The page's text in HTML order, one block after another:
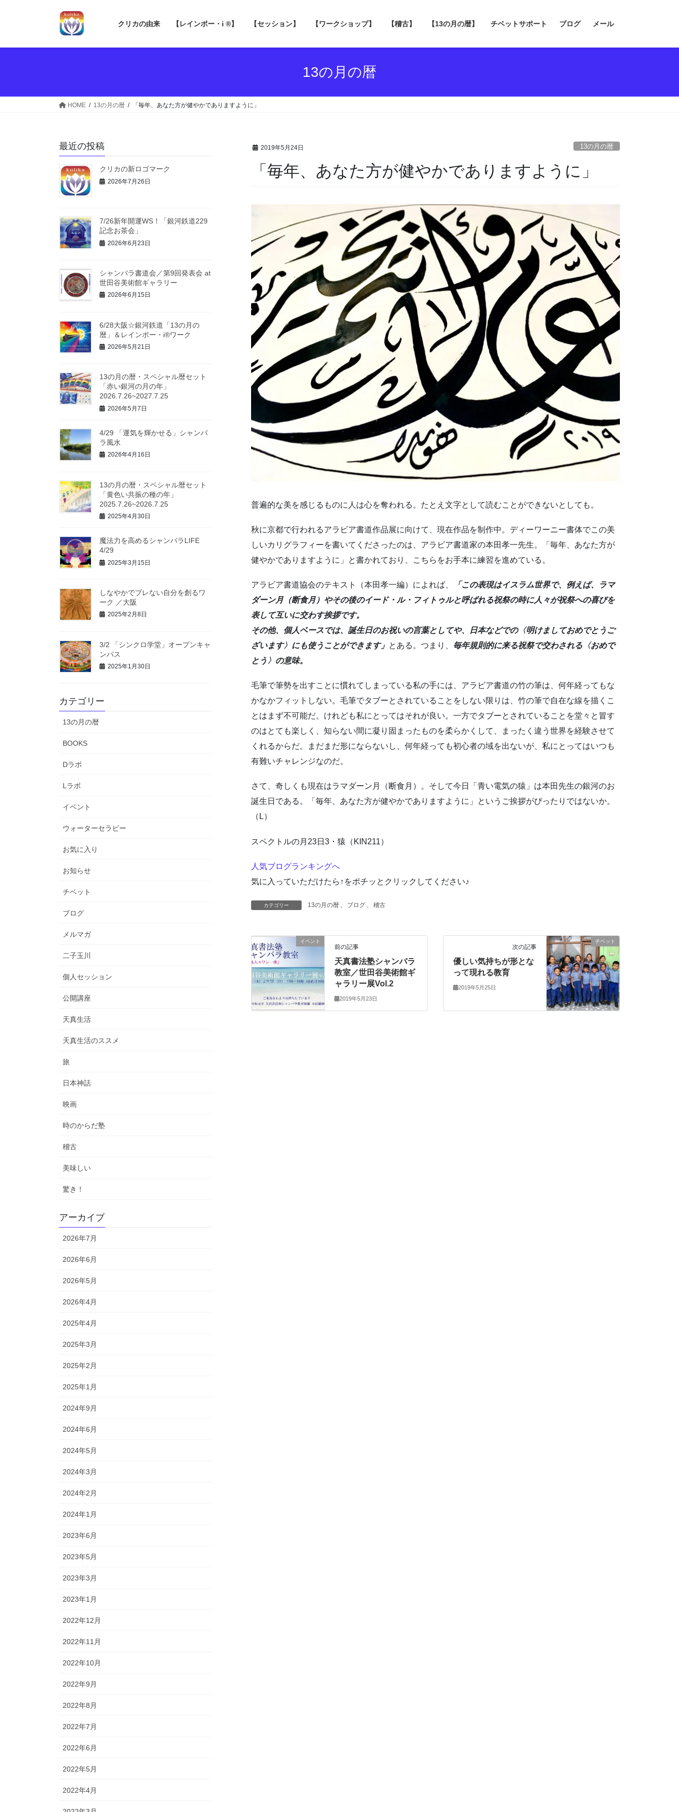
クリカの由来 【レインボー・i ®】 【セッション】 【ワークショップ】 【稽古】 【13の月の暦】 チベットサポート ブログ メール
13の月の暦
HOME 13の月の暦 「毎年、あなた方が健やかでありますように」
2019年5月24日 13の月の暦
「毎年、あなた方が健やかでありますように」
普遍的な美を感じるものに人は心を奪われる。たとえ文字として読むことができないとしても。
秋に京都で行われるアラビア書道作品展に向けて、現在作品を制作中。ディーワーニー書体でこの美
しいカリグラフィーを書いてくださったのは、アラビア書道家の本田孝一先生。「毎年、あなた方が
健やかでありますように」と書かれており、こちらをお手本に練習を進めている。
アラビア書道協会のテキスト（本田孝一編）によれば、
「この表現はイスラム世界で、例えば、ラマ
ダーン月（断食月）やその後のイード・ル・フィトゥルと呼ばれる祝祭の時に人々が祝祭への喜びを
表して互いに交わす挨拶です。
その他、個人ベースでは、誕生日のお祝いの言葉としてや、日本などでの〈明けましておめでとうご
ざいます〉にも使うことができます」 とある。つまり、 毎年規則的に来る祝祭で交わされる〈おめで
とう〉の意味。
毛筆で筆勢を出すことに慣れてしまっている私の手には、アラビア書道の竹の筆は、何年経ってもな
かなかフィットしない。毛筆でタブーとされていることをしない限りは、竹の筆で自在な線を描くこ
とはまず不可能だ。けれども私にとってはそれが良い。一方でタブーとされていることを堂々と冒す
のはとても楽しく、知らない間に凝り固まったものを柔らかくして、まったく違う世界を経験させて
くれるからだ。まだまだ形にならないし、何年経っても初心者の域を出ないが、私にとってはいつも
有難いチャレンジなのだ。
さて、奇しくも現在はラマダーン月（断食月）。そして今日「青い電気の猿」は本田先生の銀河のお
誕生日である。「毎年、あなた方が健やかでありますように」というご挨拶がぴったりではないか。
（L）
スペクトルの月23日3・猿（KIN211）
人気ブログランキングへ
気に入っていただけたら↑をポチッとクリックしてください♪
カテゴリー 13の月の暦 、 ブログ 、 稽古
イベント
前の記事
天真書法塾シャンバラ
教室／世田谷美術館ギ
ャラリー展Vol.2
2019年5月23日
チベット
次の記事
優しい気持ちが形とな
って現れる教育
2019年5月25日
最近の投稿
クリカの新ロゴマーク
2026年7月26日
7/26新年開運WS！「銀河鉄道229
記念お茶会」
2026年6月23日
シャンバラ書道会／第9回発表会 at
世田谷美術館ギャラリー
2026年6月15日
6/28大阪☆銀河鉄道「13の月の
暦」＆レインボー・i®ワーク
2026年5月21日
13の月の暦・スペシャル暦セット
「赤い銀河の月の年」
2026.7.26~2027.7.25
2026年5月7日
4/29 「運気を輝かせる」シャンバ
ラ風水
2026年4月16日
13の月の暦・スペシャル暦セット
「黄色い共振の種の年」
2025.7.26~2026.7.25
2025年4月30日
魔法力を高めるシャンバラLIFE
4/29
2025年3月15日
しなやかでブレない自分を創るワ
ーク ／大阪
2025年2月8日
3/2 「シンクロ学堂」オープンキャ
ンパス
2025年1月30日
カテゴリー
13の月の暦
BOOKS
Dラボ
Lラボ
イベント
ウォーターセラピー
お気に入り
お知らせ
チベット
ブログ
メルマガ
二子玉川
個人セッション
公開講座
天真生活
天真生活のススメ
旅
日本神話
映画
時のからだ塾
稽古
美味しい
驚き！
アーカイブ
2026年7月
2026年6月
2026年5月
2026年4月
2025年4月
2025年3月
2025年2月
2025年1月
2024年9月
2024年6月
2024年5月
2024年3月
2024年2月
2024年1月
2023年6月
2023年5月
2023年3月
2023年1月
2022年12月
2022年11月
2022年10月
2022年9月
2022年8月
2022年7月
2022年6月
2022年5月
2022年4月